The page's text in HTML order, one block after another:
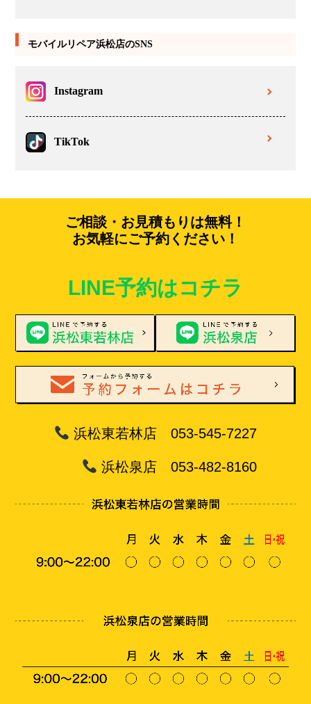
モバイルリペア浜松店のSNS
Instagram
TikTok
ご相談・お見積もりは無料！
お気軽にご予約ください！
LINE予約はコチラ
浜松東若林店 053-545-7227
浜松泉店 053-482-8160